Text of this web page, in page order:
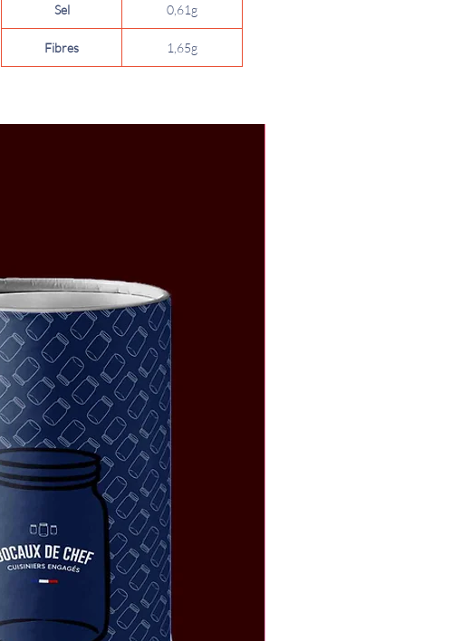
Sel 0,61g
Fibres 1,65g